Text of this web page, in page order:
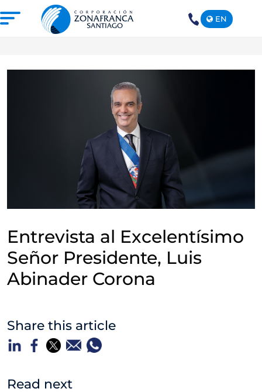
EN
NUESTRA ZONA FRANCA
REPÚBLICA DOMINICANA
SOSTENIBILIDAD
SANTIAGO MECA EMPRESARIAL Y
EPICENTRO DE INVERSIÓN
Entrevista al Excelentísimo
Señor Presidente, Luis
Abinader Corona
Share this article
Read next